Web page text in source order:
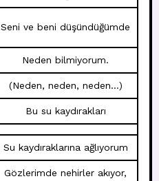
Seni ve beni düşündüğümde
Neden bilmiyorum.
(Neden, neden, neden…)
Bu su kaydırakları
Su kaydıraklarına ağlıyorum
Gözlerimde nehirler akıyor,